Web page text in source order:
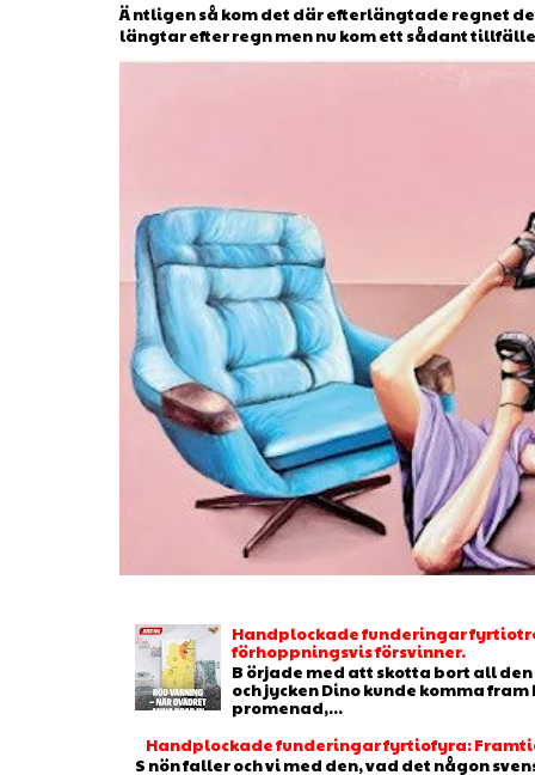
Ä ntligen så kom det där efterlängtade regnet
längtar efter regn men nu kom ett sådant
Handplockade funderingar
förhoppningsvis försvinner.
B örjade med att skotta bort all
och jycken Dino kunde komma
promenad,...
Handplockade funderingar fyrtiofyra:
S nön faller och vi med den, vad det någon